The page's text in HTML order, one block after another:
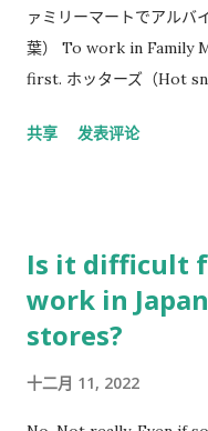
ァミリーマートでアルバ
葉） To work in Family
first. ホッターズ（Hot
鶏つくね串（とりつくね
temperature food）
（やきとり） 焼鳥もも塩
鳥つくね中華（ちゅうか
ぞ） コーヒー＆スープ
共享 发表评论
Is it difficult
work in
stores?
十二月 11, 2022